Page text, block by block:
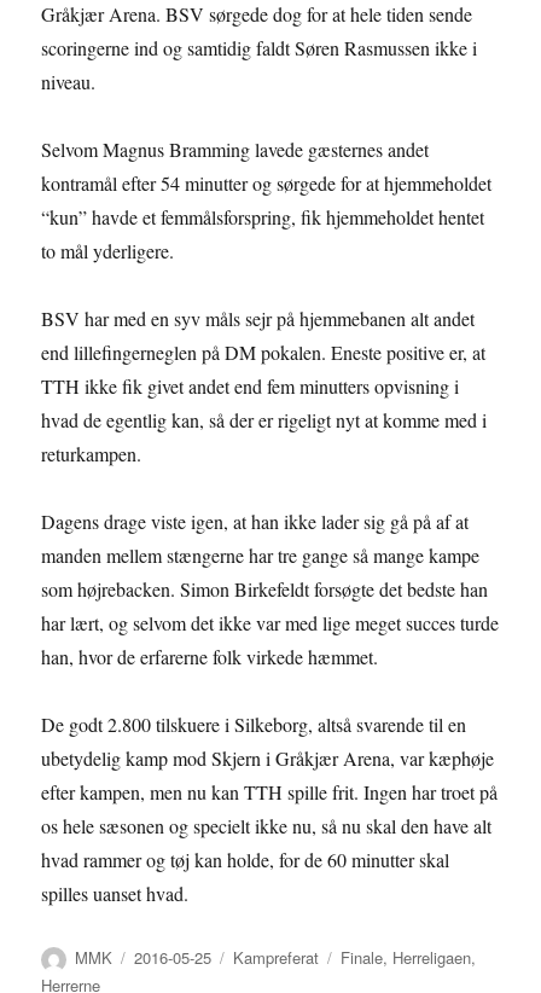
Gråkjær Arena. BSV sørgede dog for at hele tiden sende
scoringerne ind og samtidig faldt Søren Rasmussen ikke i
niveau.
Selvom Magnus Bramming lavede gæsternes andet
kontramål efter 54 minutter og sørgede for at hjemmeholdet
“kun” havde et femmålsforspring, fik hjemmeholdet hentet
to mål yderligere.
BSV har med en syv måls sejr på hjemmebanen alt andet
end lillefingerneglen på DM pokalen. Eneste positive er, at
TTH ikke fik givet andet end fem minutters opvisning i
hvad de egentlig kan, så der er rigeligt nyt at komme med i
returkampen.
Dagens drage viste igen, at han ikke lader sig gå på af at
manden mellem stængerne har tre gange så mange kampe
som højrebacken. Simon Birkefeldt forsøgte det bedste han
har lært, og selvom det ikke var med lige meget succes turde
han, hvor de erfarerne folk virkede hæmmet.
De godt 2.800 tilskuere i Silkeborg, altså svarende til en
ubetydelig kamp mod Skjern i Gråkjær Arena, var kæphøje
efter kampen, men nu kan TTH spille frit. Ingen har troet på
os hele sæsonen og specielt ikke nu, så nu skal den have alt
hvad rammer og tøj kan holde, for de 60 minutter skal
spilles uanset hvad.
Forfatter
MMK Udgivet
2016-05-25 Kategorier
Kampreferat Tags
Finale, Herreligaen,
Herrerne